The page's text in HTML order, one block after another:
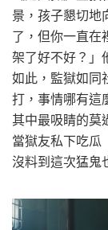
景，孩子懇切地
了，但你一直在
架了好不好？」
如此，監獄如同
打，事情哪有這
其中最吸睛的莫
當獄友私下吃瓜
沒料到這次猛